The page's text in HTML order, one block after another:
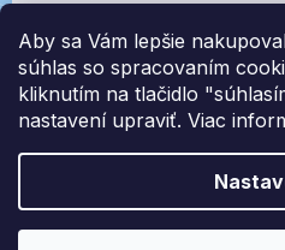
Aby sa Vám lepšie
súhlas so spracovaním
kliknutím na tlačidlo
nastavení upraviť. Viac
IČ: 07727402, DIČ:
info@londonclub.sk